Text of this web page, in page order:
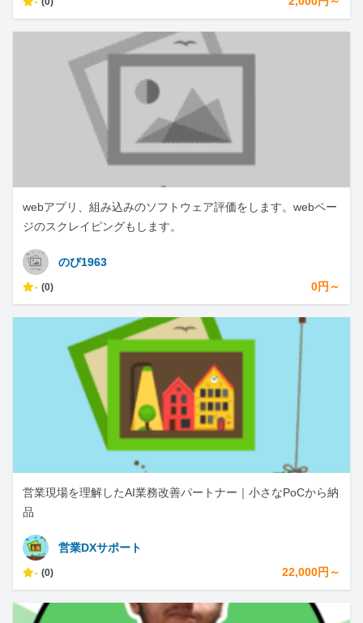
webアプリ、組み込みのソフトウェア評価をします。webペー
ジのスクレイピングもします。
のび1963
- (0) 0円～
営業現場を理解したAI業務改善パートナー｜小さなPoCから納
品
営業DXサポート
- (0) 22,000円～